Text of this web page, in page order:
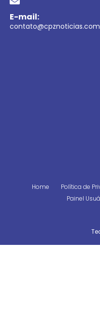
E-mail:
Home Política de
Painel